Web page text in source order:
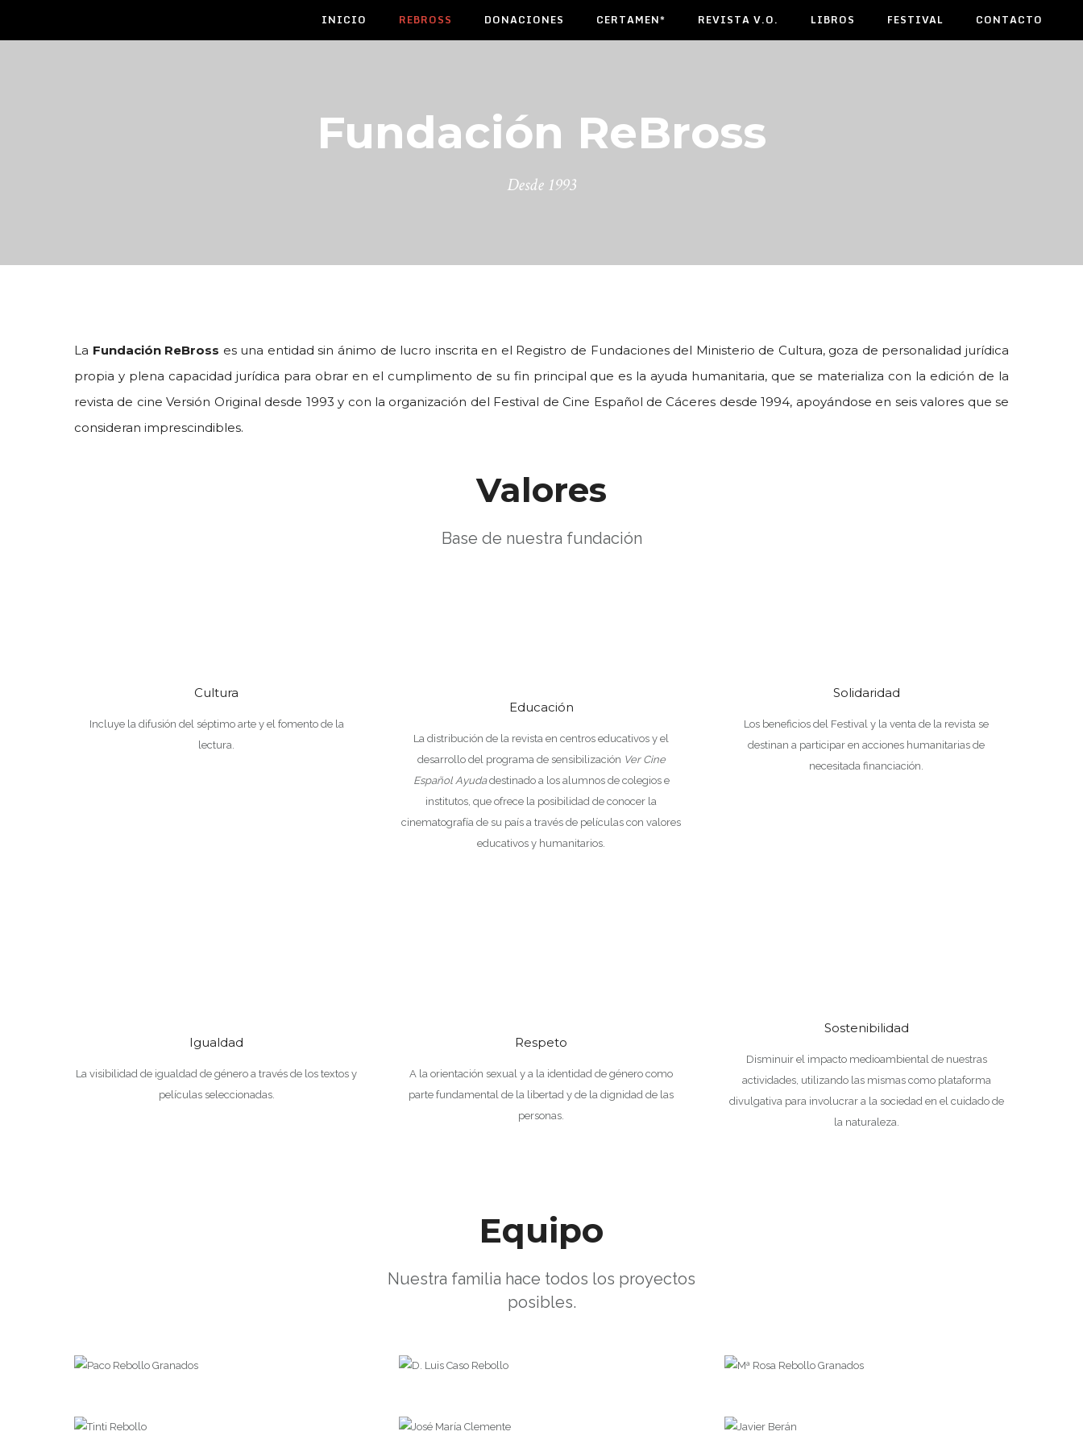
INICIO REBROSS DONACIONES CERTAMEN* REVISTA V.O. LIBROS FESTIVAL CONTACTO
Fundación ReBross
Desde 1993
La Fundación ReBross es una entidad sin ánimo de lucro inscrita en el Registro de Fundaciones del Ministerio de Cultura, goza de personalidad jurídica
propia y plena capacidad jurídica para obrar en el cumplimento de su fin principal que es la ayuda humanitaria, que se materializa con la edición de la
revista de cine Versión Original desde 1993 y con la organización del Festival de Cine Español de Cáceres desde 1994, apoyándose en seis valores que se
consideran imprescindibles.
Valores
Base de nuestra fundación
Cultura
Incluye la difusión del séptimo arte y el fomento de la
lectura.
Educación
La distribución de la revista en centros educativos y el
desarrollo del programa de sensibilización Ver Cine
Español Ayudadestinado a los alumnos de colegios e
institutos, que ofrece la posibilidad de conocer la
cinematografía de su país a través de películas con valores
educativos y humanitarios.
Solidaridad
Los beneficios del Festival y la venta de la revista se
destinan a participar en acciones humanitarias de
necesitada financiación.
Igualdad
La visibilidad de igualdad de género a través de los textos y
películas seleccionadas.
Respeto
A la orientación sexual y a la identidad de género como
parte fundamental de la libertad y de la dignidad de las
personas.
Sostenibilidad
Disminuir el impacto medioambiental de nuestras
actividades, utilizando las mismas como plataforma
divulgativa para involucrar a la sociedad en el cuidado de
la naturaleza.
Equipo
Nuestra familia hace todos los proyectos
posibles.
Paco Rebollo Granados Mª Rosa Rebollo Granados